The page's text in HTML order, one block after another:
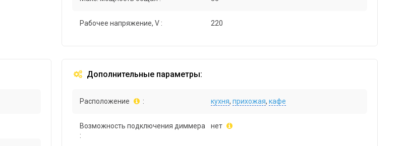
Рабочее напряжение, V : 220
Дополнительные параметры:
Расположение : кухня,прихожая,кафе
Возможность подключения диммера
:
нет